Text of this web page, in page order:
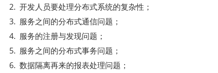
开发人员要处理分布式系统的复杂性；
服务之间的分布式通信问题；
服务的注册与发现问题；
服务之间的分布式事务问题；
数据隔离再来的报表处理问题；